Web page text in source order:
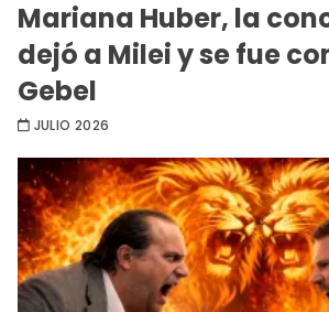
Mariana Huber, la
dejó a Milei y se fue
Gebel
JULIO 2026